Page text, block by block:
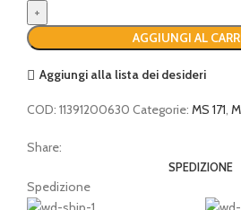
per
motosega
quantità
AGGIUNGI AL
Aggiungi alla lista dei desideri
COD: 11391200630 Categorie: MS 171
Share:
SPEDIZIONE
Spedizione